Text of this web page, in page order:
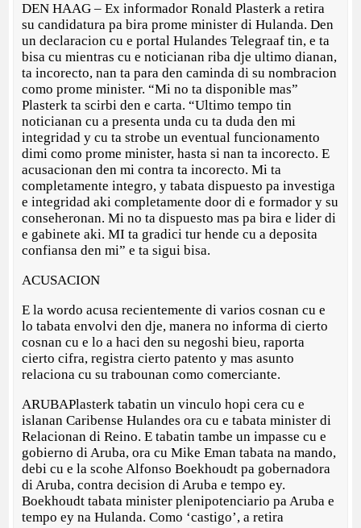
DEN HAAG – Ex informador Ronald Plasterk a retira
su candidatura pa bira prome minister di Hulanda. Den
un declaracion cu e portal Hulandes Telegraaf tin, e ta
bisa cu mientras cu e noticianan riba dje ultimo dianan,
ta incorecto, nan ta para den caminda di su nombracion
como prome minister. “Mi no ta disponible mas”
Plasterk ta scirbi den e carta. “Ultimo tempo tin
noticianan cu a presenta unda cu ta duda den mi
integridad y cu ta strobe un eventual funcionamento
dimi como prome minister, hasta si nan ta incorecto. E
acusacionan den mi contra ta incorecto. Mi ta
completamente integro, y tabata dispuesto pa investiga
e integridad aki completamente door di e formador y su
conseheronan. Mi no ta dispuesto mas pa bira e lider di
e gabinete aki. MI ta gradici tur hende cu a deposita
confiansa den mi” e ta sigui bisa.
ACUSACION
E la wordo acusa recientemente di varios cosnan cu e
lo tabata envolvi den dje, manera no informa di cierto
cosnan cu e lo a haci den su negoshi bieu, raporta
cierto cifra, registra cierto patento y mas asunto
relaciona cu su trabounan como comerciante.
ARUBAPlasterk tabatin un vinculo hopi cera cu e
islanan Caribense Hulandes ora cu e tabata minister di
Relacionan di Reino. E tabatin tambe un impasse cu e
gobierno di Aruba, ora cu Mike Eman tabata na mando,
debi cu e la scohe Alfonso Boekhoudt pa gobernadora
di Aruba, contra decision di Aruba e tempo ey.
Boekhoudt tabata minister plenipotenciario pa Aruba e
tempo ey na Hulanda. Como ‘castigo’, a retira